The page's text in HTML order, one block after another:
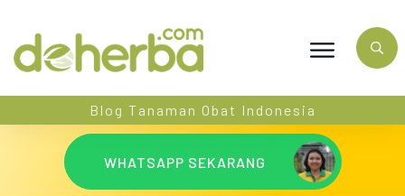
Blog Tanaman Obat Indonesia
WHATSAPP SEKARANG